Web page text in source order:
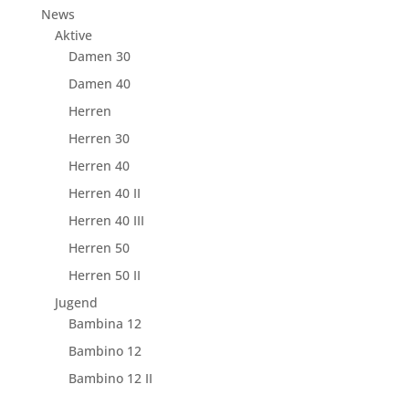
News
Aktive
Damen 30
Damen 40
Herren
Herren 30
Herren 40
Herren 40 II
Herren 40 III
Herren 50
Herren 50 II
Jugend
Bambina 12
Bambino 12
Bambino 12 II